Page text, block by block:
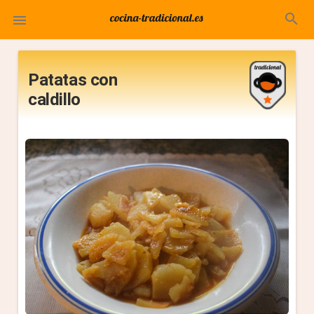
 search
Patatas con
caldillo